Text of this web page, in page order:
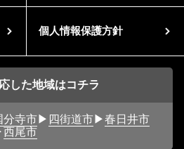
個人情報保護方針
した地域はコチラ
分寺市 四街道市
春日井市
西尾市